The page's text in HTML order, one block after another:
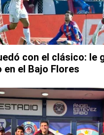
con el clásico: le
en el Bajo Flores